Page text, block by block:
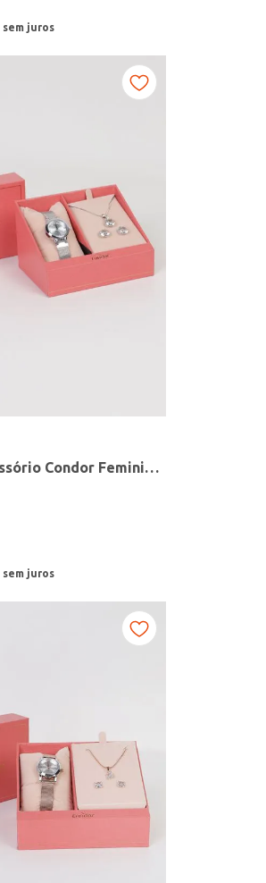
Relógio + Acessório Condor Feminino PRATA